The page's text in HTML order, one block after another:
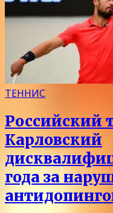
ТЕННИС
Российский
Карловский
года за